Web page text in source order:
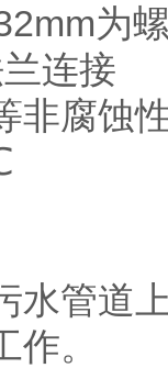
为
连接
非腐蚀
水管道
。